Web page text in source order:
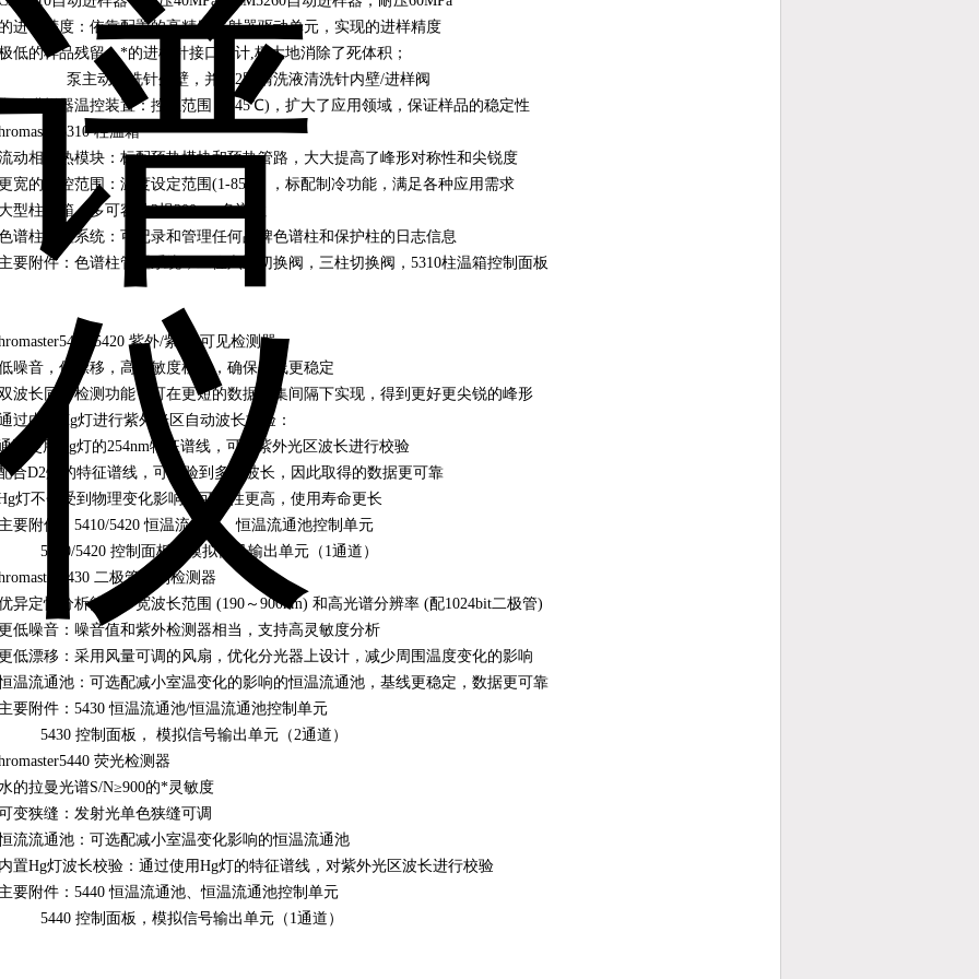
进样精度：依靠配置的高精度注射器驱动单元，实现的进样精度
低的样品残留：*的进样针接口设计,极大地消除了死体积；
主动清洗针外壁，并有2路清洗液清洗针内壁/进样阀
动进样器温控装置：控温范围 (1-45℃)，扩大了应用领域，保证样品的稳定性
柱温箱
动相预热模块：标配预热模块和预热管路，大大提高了峰形对称性和尖锐度
宽的温控范围：温度设定范围(1-85℃) ，标配制冷功能，满足各种应用需求
型柱温箱：多可容纳3根300mm色谱柱
谱柱管理系统：可记录和管理任何品牌色谱柱和保护柱的日志信息
要附件：色谱柱管理系统，二位六通切换阀，三柱切换阀，5310柱温箱控制面板
5420 紫外/紫外-可见检测器
噪音，低漂移，高灵敏度检测，确保基线更稳定
波长同时检测功能：可在更短的数据采集间隔下实现，得到更好更尖锐的峰形
过内置Hg灯进行紫外光区自动波长校验：
过使用Hg灯的254nm特征谱线，可对紫外光区波长进行校验
合D2灯的特征谱线，可检验到多个波长，因此取得的数据更可靠
灯不会受到物理变化影响，可靠性更高，使用寿命更长
要附件：5410/5420 恒温流通池、恒温流通池控制单元
5420 控制面板，模拟信号输出单元（1通道）
二极管阵列检测器
异定性分析能力：宽波长范围 (190～900nm) 和高光谱分辨率 (配1024bit二极管)
低噪音：噪音值和紫外检测器相当，支持高灵敏度分析
低漂移：采用风量可调的风扇，优化分光器上设计，减少周围温度变化的影响
温流通池：可选配减小室温变化的影响的恒温流通池，基线更稳定，数据更可靠
要附件：5430 恒温流通池/恒温流通池控制单元
控制面板， 模拟信号输出单元（2通道）
荧光检测器
的拉曼光谱S/N≥900的*灵敏度
变狭缝：发射光单色狭缝可调
流流通池：可选配减小室温变化影响的恒温流通池
置Hg灯波长校验：通过使用Hg灯的特征谱线，对紫外光区波长进行校验
要附件：5440 恒温流通池、恒温流通池控制单元
控制面板，模拟信号输出单元（1通道）